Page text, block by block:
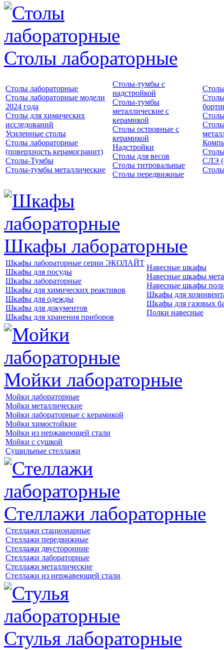
Столы лабораторные
Столы лабораторные
Столы лабораторные модели
2024 года
Столы для химических
исследований
Усиленные столы
Столы лабораторные
(поверхность керамогранит)
Столы-Тумбы
Столы-тумбы металлические
Столы-тумбы с
надстройкой
Столы-тумбы
металлические с
керамикой
Столы островные с
керамикой
Надстройки
Столы для весов
Столы титровальные
Столы передвижные
СЛЭ
Шкафы лабораторные
Шкафы лабораторные серии ЭКОЛАЙТ
Шкафы для посуды
Шкафы лабораторные
Шкафы для химических реактивов
Шкафы для одежды
Шкафы для документов
Шкафы для хранения приборов
Навесные шкафы
Навесные шкафы
Навесные шкафы
Шкафы для
Шкафы для газовых
Полки навесные
Мойки лабораторные
Мойки лабораторные
Мойки металлические
Мойки лабораторные с керамикой
Мойки химостойкие
Мойки из нержавеющей стали
Мойки с сушкой
Сушильные стеллажи
Стеллажи лабораторные
Стеллажи стационарные
Стеллажи передвижные
Стеллажи двусторонние
Стеллажи лабораторные
Стеллажи металлические
Стеллажи из нержавеющей стали
Стулья лабораторные